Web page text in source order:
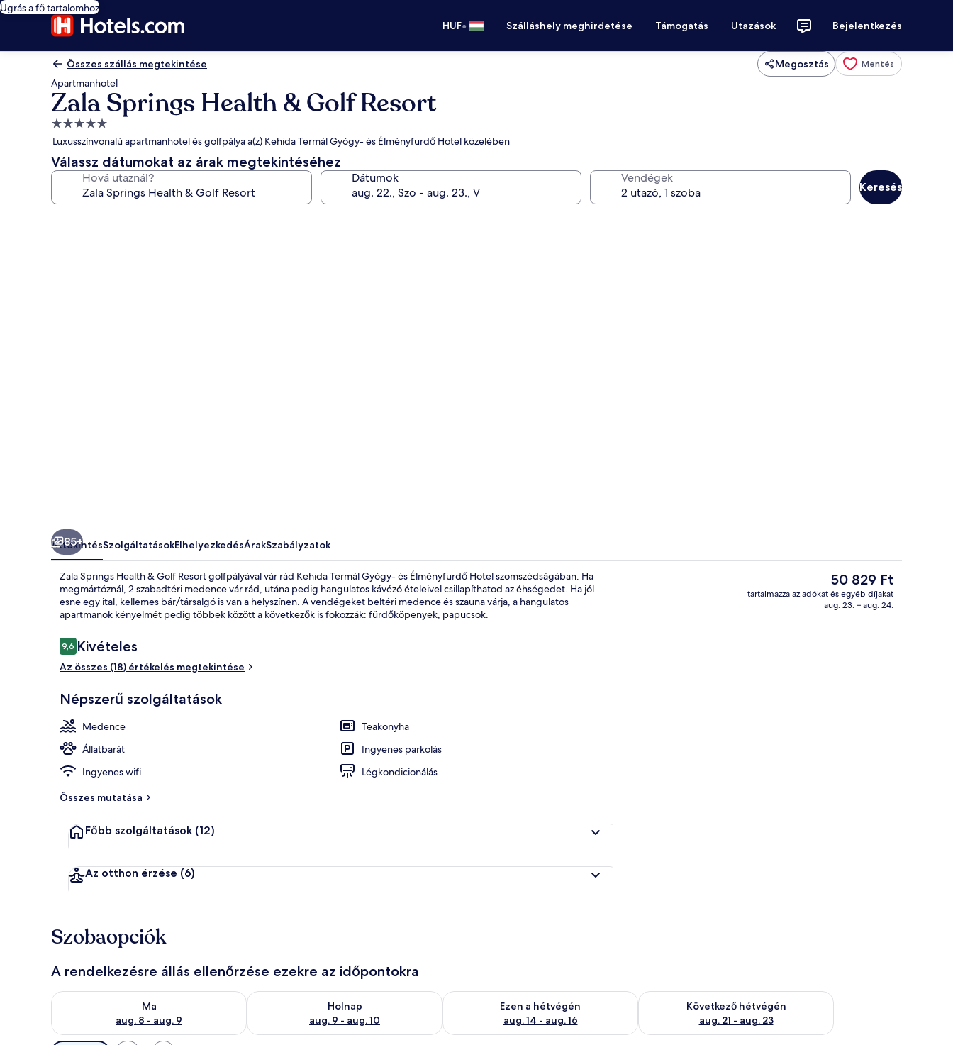
Ugrás a fő tartalomhoz
HUF• Szálláshely meghirdetése Támogatás Utazások Bejelentkezés
Összes szállás megtekintése Megosztás Mentés
Apartmanhotel
Zala Springs Health & Golf Resort
5.0
csillagos
szálláshely
Luxusszínvonalú apartmanhotel és golfpálya a(z) Kehida Termál Gyógy- és Élményfürdő Hotel közelében
Válassz dátumokat az árak megtekintéséhez
Hová utaznál? Dátumok Vendégek
Keresés
Úszómedence
85+
ÁttekintésSzolgáltatásokElhelyezkedésÁrakSzabályzatok
Zala Springs Health & Golf Resort golfpályával vár rád Kehida Termál Gyógy- és Élményfürdő Hotel szomszédságában. Ha
megmártóznál, 2 szabadtéri medence vár rád, utána pedig hangulatos kávézó ételeivel csillapíthatod az éhségedet. Ha jól
esne egy ital, kellemes bár/társalgó is van a helyszínen. A vendégeket beltéri medence és szauna várja, a hangulatos
apartmanok kényelmét pedig többek között a következők is fokozzák: fürdőköpenyek, papucsok.
Értékelések
9,69,6 ennyiből: 10
Kivételes
Az összes (18) értékelés megtekintése
Népszerű szolgáltatások
Medence
Teakonyha
Állatbarát
Ingyenes parkolás
Ingyenes wifi
Légkondicionálás
Összes mutatása
Főbb szolgáltatások (12)
Az otthon érzése (6)
A
jelenlegi
ár
50 829 Ft
tartalmazza az adókat és egyéb díjakat
aug. 23. – aug. 24.
Szobaopciók
A rendelkezésre állás ellenőrzése ezekre az időpontokra
Ma
aug. 8 - aug. 9
A ma esti rendelkezésre állás ellenőrzése: aug. 8 - aug. 9
Holnap
aug. 9 - aug. 10
A holnapi rendelkezésre állás ellenőrzése: aug. 9 - aug. 10
Ezen a hétvégén
aug. 14 - aug. 16
A mostani hétvégi rendelkezésre állás ellenőrzése: aug. 14 - aug. 16
Következő hétvégén
aug. 21 - aug. 23
A következő hétvégi rendelkezésre állás ellenőrzése: aug. 21